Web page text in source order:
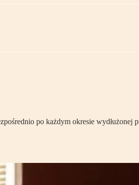
po każdym okresie wydłużonej